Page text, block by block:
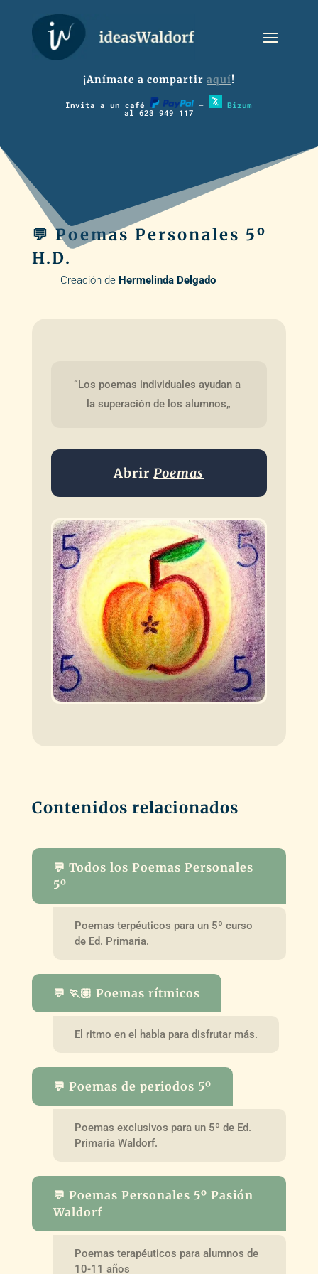
¡Anímate a compartir aquí!
Invita a un café – Bizum
al 623 949 117
💬 Poemas Personales 5º
H.D.
Creación de Hermelinda Delgado
“Los poemas individuales ayudan a
la superación de los alumnos„
AbrirPoemas
Contenidos relacionados
💬 Todos los Poemas Personales
5º
Poemas terpéuticos para un 5º curso
de Ed. Primaria.
💬 🏃🏽 Poemas rítmicos
El ritmo en el habla para disfrutar más.
💬 Poemas de periodos 5º
Poemas exclusivos para un 5º de Ed.
Primaria Waldorf.
💬 Poemas Personales 5º Pasión
Waldorf
Poemas terapéuticos para alumnos de
10-11 años